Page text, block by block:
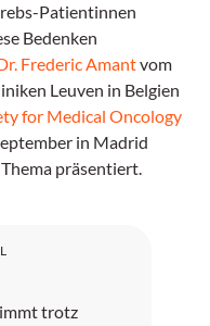
Patientinnen
Bedenken
Frederic Amantvom
Leuven in Belgien
for Medical Oncology
in Madrid
präsentiert.
trotz